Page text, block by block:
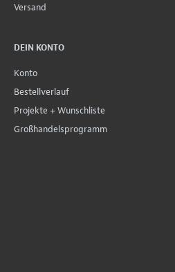
Versand
DEIN KONTO
Konto
Bestellverlauf
Projekte + Wunschliste
Großhandelsprogramm